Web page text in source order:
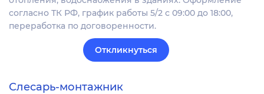
согласно ТК РФ, график работы 5/2 с 09:00 до 18:00,
переработка по договоренности.
Откликнуться
Слесарь-монтажник